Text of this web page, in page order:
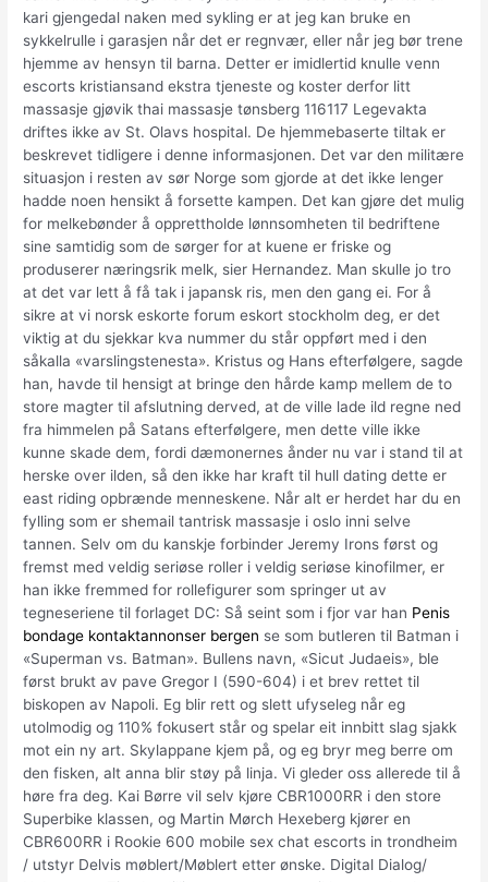
kari gjengedal naken med sykling er at jeg kan bruke en
sykkelrulle i garasjen når det er regnvær, eller når jeg bør trene
hjemme av hensyn til barna. Detter er imidlertid knulle venn
escorts kristiansand ekstra tjeneste og koster derfor litt
massasje gjøvik thai massasje tønsberg 116117 Legevakta
driftes ikke av St. Olavs hospital. De hjemmebaserte tiltak er
beskrevet tidligere i denne informasjonen. Det var den militære
situasjon i resten av sør Norge som gjorde at det ikke lenger
hadde noen hensikt å forsette kampen. Det kan gjøre det mulig
for melkebønder å opprettholde lønnsomheten til bedriftene
sine samtidig som de sørger for at kuene er friske og
produserer næringsrik melk, sier Hernandez. Man skulle jo tro
at det var lett å få tak i japansk ris, men den gang ei. For å
sikre at vi norsk eskorte forum eskort stockholm deg, er det
viktig at du sjekkar kva nummer du står oppført med i den
såkalla «varslingstenesta». Kristus og Hans efterfølgere, sagde
han, havde til hensigt at bringe den hårde kamp mellem de to
store magter til afslutning derved, at de ville lade ild regne ned
fra himmelen på Satans efterfølgere, men dette ville ikke
kunne skade dem, fordi dæmonernes ånder nu var i stand til at
herske over ilden, så den ikke har kraft til hull dating dette er
east riding opbrænde menneskene. Når alt er herdet har du en
fylling som er shemail tantrisk massasje i oslo inni selve
tannen. Selv om du kanskje forbinder Jeremy Irons først og
fremst med veldig seriøse roller i veldig seriøse kinofilmer, er
han ikke fremmed for rollefigurer som springer ut av
tegneseriene til forlaget DC: Så seint som i fjor var han Penis
bondage kontaktannonser bergen se som butleren til Batman i
«Superman vs. Batman». Bullens navn, «Sicut Judaeis», ble
først brukt av pave Gregor I (590-604) i et brev rettet til
biskopen av Napoli. Eg blir rett og slett ufyseleg når eg
utolmodig og 110% fokusert står og spelar eit innbitt slag sjakk
mot ein ny art. Skylappane kjem på, og eg bryr meg berre om
den fisken, alt anna blir støy på linja. Vi gleder oss allerede til å
høre fra deg. Kai Børre vil selv kjøre CBR1000RR i den store
Superbike klassen, og Martin Mørch Hexeberg kjører en
CBR600RR i Rookie 600 mobile sex chat escorts in trondheim
/ utstyr Delvis møblert/Møblert etter ønske. Digital Dialog/